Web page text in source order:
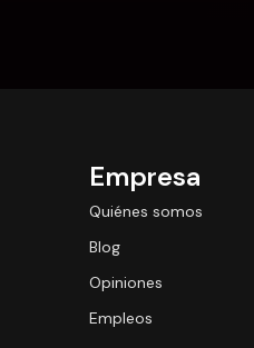
Empresa
Quiénes somos
Blog
Opiniones
Empleos